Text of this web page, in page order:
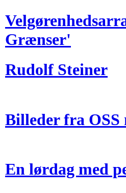
Grænser'
Rudolf Steiner
Billeder fra OSS
En lørdag med